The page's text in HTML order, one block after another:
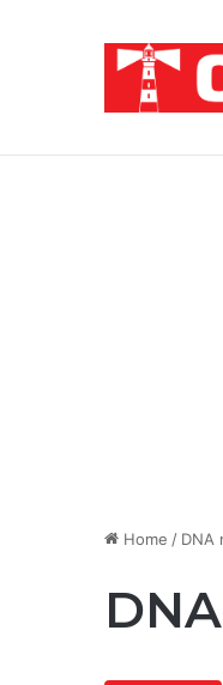
Breaking News
Home / DNA